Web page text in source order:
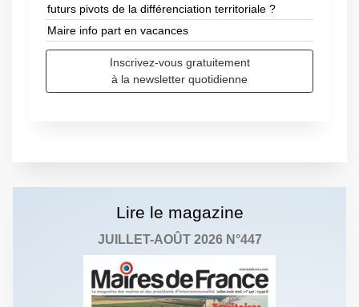
futurs pivots de la différenciation territoriale ?
Maire info part en vacances
Inscrivez-vous gratuitement
à la newsletter quotidienne
Lire le magazine
JUILLET-AOÛT 2026 N°447